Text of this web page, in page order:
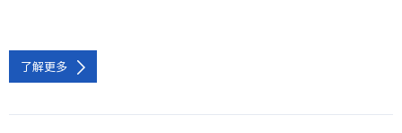
了解更多